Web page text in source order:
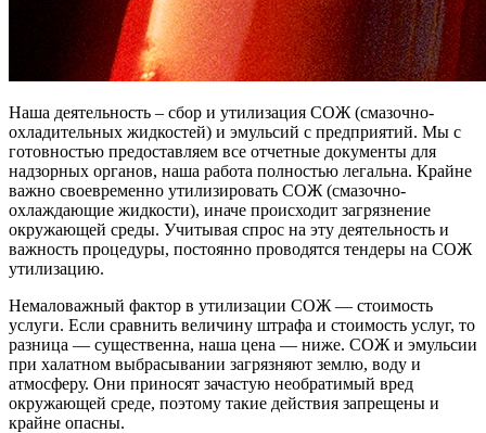
Наша деятельность – сбор и утилизация СОЖ (смазочно-
охладительных жидкостей) и эмульсий с предприятий. Мы с
готовностью предоставляем все отчетные документы для
надзорных органов, наша работа полностью легальна. Крайне
важно своевременно утилизировать СОЖ (смазочно-
охлаждающие жидкости), иначе происходит загрязнение
окружающей среды. Учитывая спрос на эту деятельность и
важность процедуры, постоянно проводятся тендеры на СОЖ
утилизацию.
Немаловажный фактор в утилизации СОЖ — стоимость
услуги. Если сравнить величину штрафа и стоимость услуг, то
разница — существенна, наша цена — ниже. СОЖ и эмульсии
при халатном выбрасывании загрязняют землю, воду и
атмосферу. Они приносят зачастую необратимый вред
окружающей среде, поэтому такие действия запрещены и
крайне опасны.